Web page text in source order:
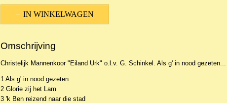
IN WINKELWAGEN
Omschrijving
Christelijk Mannenkoor "Eiland Urk" o.l.v. G. Schinkel. Als g' in nood gezeten...
1 Als g' in nood gezeten
2 Glorie zij het Lam
3 'k Ben reizend naar die stad